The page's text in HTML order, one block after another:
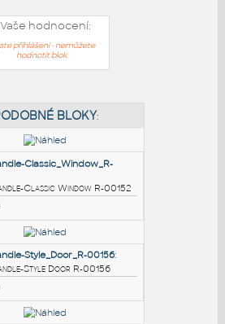
Vaše hodnocení:
přihlášeni - nemůžete
hodnotit blok
PODOBNÉ BLOKY:
Classic_Window_R-